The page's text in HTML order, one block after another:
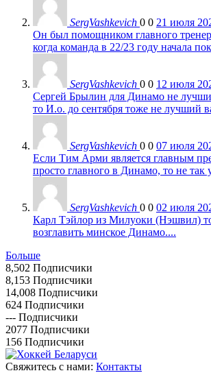
SergVashkevich 0 0 21 июля
Он был помощником главного
когда команда в 22/23 году начала
SergVashkevich 0 0 12 июля
Сергей Брылин для Динамо не
то И.о. до сентября тоже не лучший
SergVashkevich 0 0 07 июля
Если Тим Арми является главным
просто главного в Динамо, то не так
SergVashkevich 0 0 02 июля
Карл Тэйлор из Милуоки (Нэшвил)
возглавить минское Динамо....
Больше
8,502 Подписчики
8,153 Подписчики
14,008 Подписчики
624 Подписчики
--- Подписчики
2077 Подписчики
156 Подписчики
Свяжитесь с нами: Контакты